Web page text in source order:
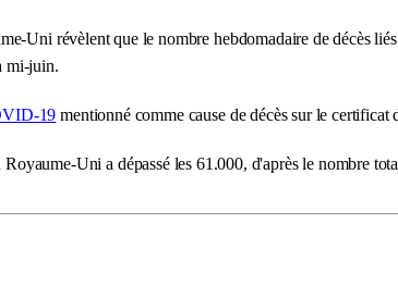
Uni révèlent que le nombre hebdomadaire de décès
mi-juin.
19 mentionné comme cause de décès sur le certificat
Uni a dépassé les 61.000, d'après le nombre